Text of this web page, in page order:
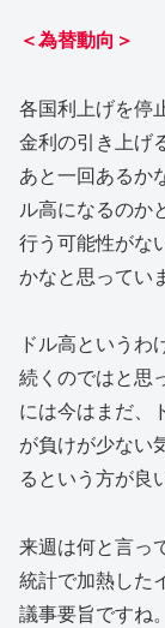
＜為替動向＞
各国利上げを停
金利の引き上げ
あと一回あるか
ル高になるのか
行う可能性がな
かなと思ってい
ドル高というわ
続くのではと思
には今はまだ、
が負けが少ない
るという方が良
来週は何と言っ
統計で加熱した
議事要旨ですね。